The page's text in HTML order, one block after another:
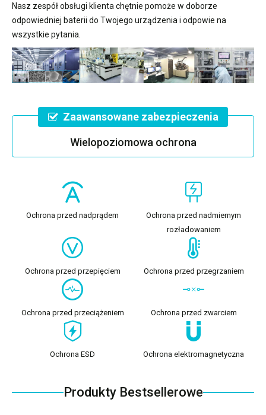
Nasz zespół obsługi klienta chętnie pomoże w doborze
odpowiedniej baterii do Twojego urządzenia i odpowie na
wszystkie pytania.
Zaawansowane zabezpieczenia
Wielopoziomowa ochrona
Ochrona przed nadprądem
Ochrona przed nadmiernym
rozładowaniem
Ochrona przed przepięciem Ochrona przed przegrzaniem
Ochrona przed przeciążeniem Ochrona przed zwarciem
Ochrona ESD Ochrona elektromagnetyczna
Produkty Bestsellerowe